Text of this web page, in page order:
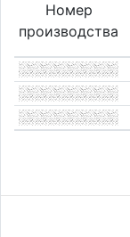
Номер
производства